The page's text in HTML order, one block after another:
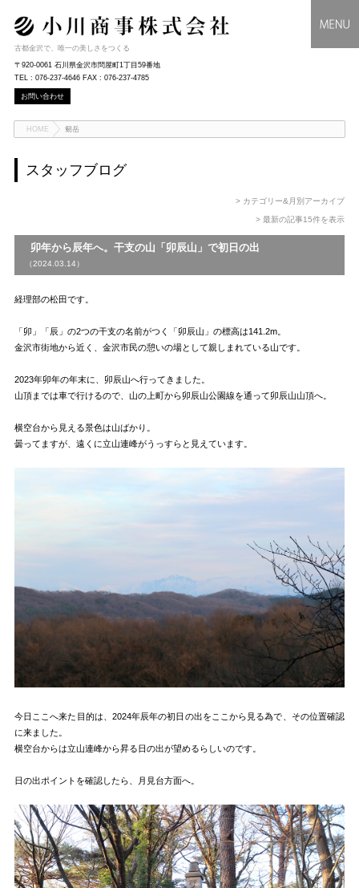
古都金沢で、唯一の美しさをつくる
〒920-0061 石川県金沢市問屋町1丁目59番地
TEL : 076-237-4646 FAX : 076-237-4785
お問い合わせ
HOME 剱岳
スタッフブログ
> カテゴリー&月別アーカイブ
> 最新の記事15件を表示
卯年から辰年へ。干支の山「卯辰山」で初日の出
（2024.03.14）
経理部の松田です。
「卯」「辰」の2つの干支の名前がつく「卯辰山」の標高は141.2m。
金沢市街地から近く、金沢市民の憩いの場として親しまれている山です。
2023年卯年の年末に、卯辰山へ行ってきました。
山頂までは車で行けるので、山の上町から卯辰山公園線を通って卯辰山山頂へ。
横空台から見える景色は山ばかり。
曇ってますが、遠くに立山連峰がうっすらと見えています。
今日ここへ来た目的は、2024年辰年の初日の出をここから見る為で、その位置確認
に来ました。
横空台からは立山連峰から昇る日の出が望めるらしいのです。
日の出ポイントを確認したら、月見台方面へ。